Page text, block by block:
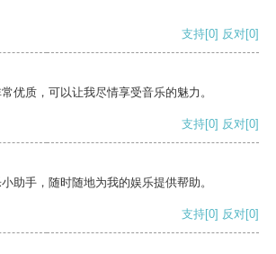
支持[0] 反对[0]
优质，可以让我尽情享受音乐的魅力。
支持[0] 反对[0]
助手，随时随地为我的娱乐提供帮助。
支持[0] 反对[0]